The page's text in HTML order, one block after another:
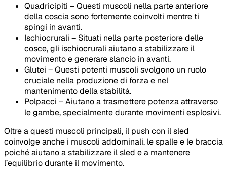
Quadricipiti – Questi muscoli nella parte anteriore
della coscia sono fortemente coinvolti mentre ti
spingi in avanti.
Ischiocrurali – Situati nella parte posteriore delle
cosce, gli ischiocrurali aiutano a stabilizzare il
movimento e generare slancio in avanti.
Glutei – Questi potenti muscoli svolgono un ruolo
cruciale nella produzione di forza e nel
mantenimento della stabilità.
Polpacci – Aiutano a trasmettere potenza attraverso
le gambe, specialmente durante movimenti esplosivi.
Oltre a questi muscoli principali, il push con il sled
coinvolge anche i muscoli addominali, le spalle e le braccia
poiché aiutano a stabilizzare il sled e a mantenere
l’equilibrio durante il movimento.